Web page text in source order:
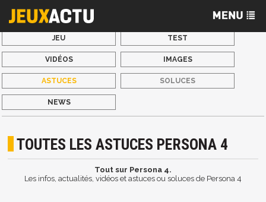
JEU TEST
VIDÉOS IMAGES
ASTUCES SOLUCES
NEWS
TOUTES LES ASTUCES PERSONA 4
Tout sur Persona 4.
Les infos, actualités, vidéos et astuces ou soluces de Persona 4